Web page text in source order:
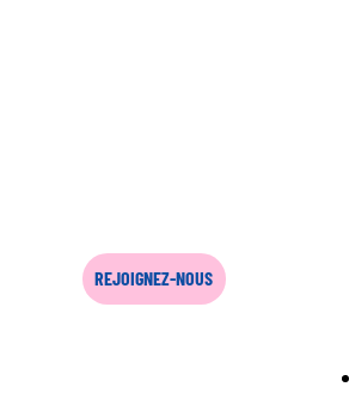
REJOIGNEZ-NOUS